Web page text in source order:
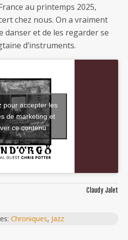
au printemps 2025,
chez nous. On a vraiment
danser et de les regarder se
d’instruments.
pour accepter les
de marketing et
ce contenu
Claudy Jalet
Chroniques, Jazz